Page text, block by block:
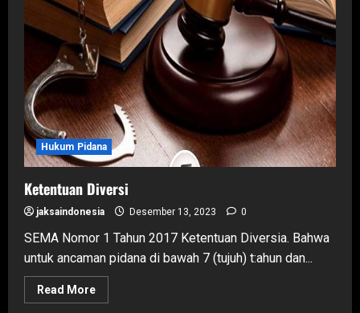
Hukum Pidana
Ketentuan Diversi
jaksaindonesia Desember 13, 2023 0
SEMA Nomor 1 Tahun 2017 Ketentuan Diversia. Bahwa
untuk ancaman pidana di bawah 7 (tujuh) t:ahun dan...
Read MoreRead
more